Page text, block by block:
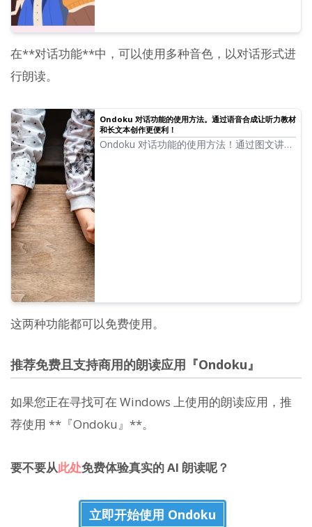
在**对话功能**中，可以使用多种音色，以对话形式进
行朗读。
Ondoku 对话功能的使用方法。通过语音合成让听力教材
和长文本创作更便利！
Ondoku 对话功能的使用方法！通过图文讲解
这两种功能都可以免费使用。
推荐免费且支持商用的朗读应用『Ondoku』
如果您正在寻找可在 Windows 上使用的朗读应用，推
荐使用 **『Ondoku』**。
要不要从此处免费体验真实的 AI 朗读呢？
立即开始使用 Ondoku